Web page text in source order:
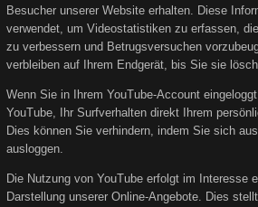
Besucher unserer Website erhalten. Diese
verwendet, um Videostatistiken zu erfassen,
zu verbessern und Betrugsversuchen
verbleiben auf Ihrem Endgerät, bis Sie sie
Wenn Sie in Ihrem YouTube-Account
YouTube, Ihr Surfverhalten direkt Ihrem
Dies können Sie verhindern, indem Sie sich
ausloggen.
Die Nutzung von YouTube erfolgt im Interesse
Darstellung unserer Online-Angebote. Dies